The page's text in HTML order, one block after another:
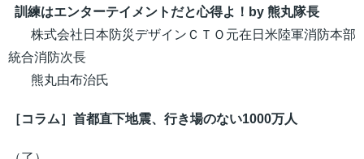
訓練はエンターテイメントだと心得よ！by 熊丸隊長
株式会社日本防災デザインＣＴＯ元在日米陸軍消防本部
統合消防次長
熊丸由布治氏
［コラム］首都直下地震、行き場のない1000万人